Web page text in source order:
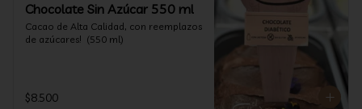
Chocolate Sin Azúcar 550 ml
Cacao de Alta Calidad, con reemplazos
de azúcares!  (550 ml)
$8.500